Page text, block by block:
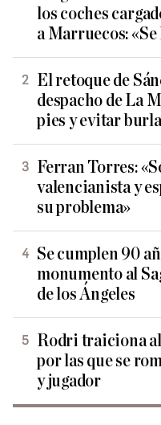
los coches
a Marruecos: «Se
El retoque de
despacho de La
pies y evitar
Ferran Torres:
valencianista y
su problema»
Se cumplen 90
monumento al
de los Ángeles
Rodri traiciona
por las que se
y jugador